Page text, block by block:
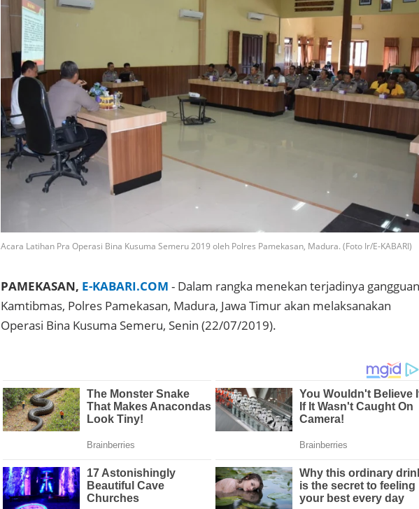
Acara Latihan Pra Operasi Bina Kusuma Semeru 2019 oleh Polres Pamekasan, Madura. (Foto Ir/E-KABARI)
PAMEKASAN, E-KABARI.COM - Dalam rangka menekan terjadinya gangguan
Kamtibmas, Polres Pamekasan, Madura, Jawa Timur akan melaksanakan
Operasi Bina Kusuma Semeru, Senin (22/07/2019).